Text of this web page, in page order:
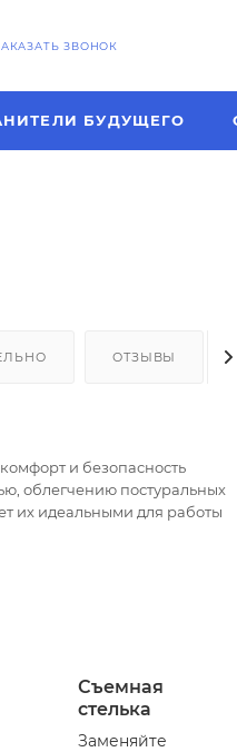
ЗВОНОК
БУДУЩЕГО
ОТЗЫВЫ
и безопасность
облегчению постуральных
их идеальными для работы
Съемная
стелька
Заменяйте